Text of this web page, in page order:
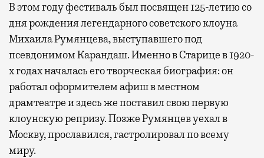
В этом году фестиваль был посвящен 125-летию со
дня рождения легендарного советского клоуна
Михаила Румянцева, выступавшего под
псевдонимом Карандаш. Именно в Старице в 1920-
х годах началась его творческая биография: он
работал оформителем афиш в местном
драмтеатре и здесь же поставил свою первую
клоунскую репризу. Позже Румянцев уехал в
Москву, прославился, гастролировал по всему
миру.